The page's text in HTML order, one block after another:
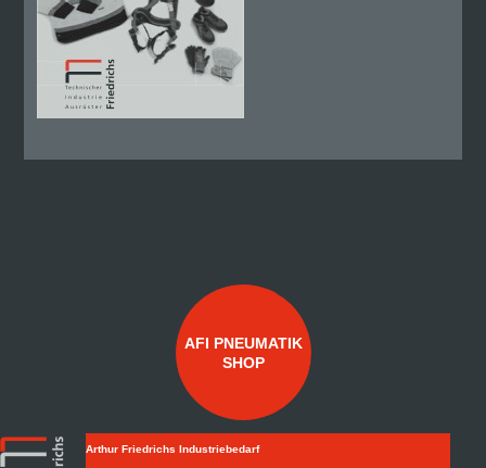
AFI PNEUMATIK
SHOP
Arthur Friedrichs Industriebedarf